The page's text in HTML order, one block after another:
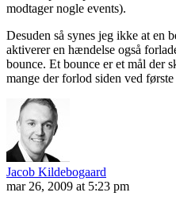
modtager nogle events).
Desuden så synes jeg ikke at en
aktiverer en hændelse også
bounce. Et bounce er et mål der
mange der forlod siden ved
Jacob Kildebogaard
mar 26, 2009 at 5:23 pm